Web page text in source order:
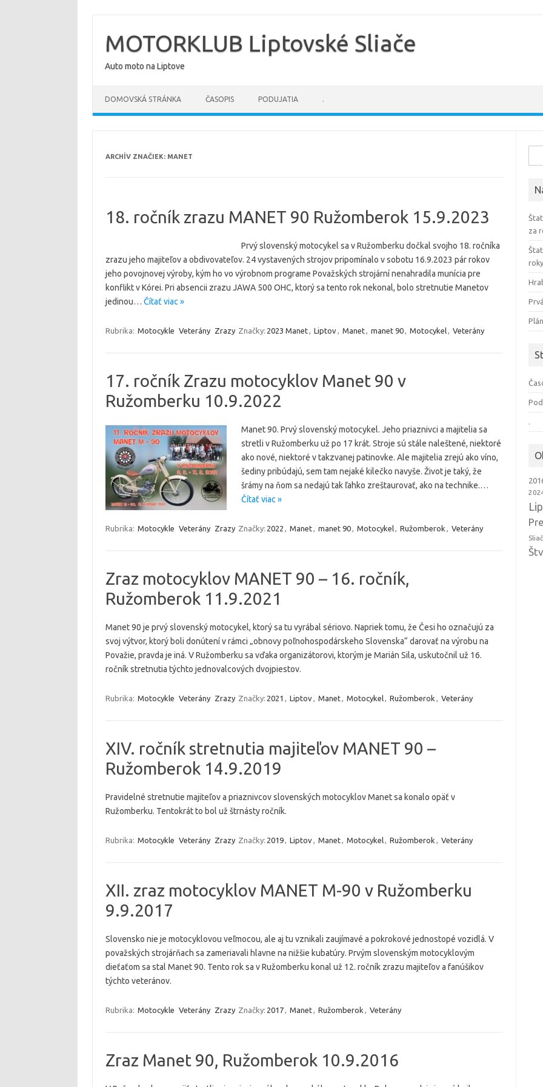
obsahMOTORKLUB Liptovské Sliače
Auto moto na Liptove
DOMOVSKÁ STRÁNKA ČASOPIS PODUJATIA .
ARCHÍV ZNAČIEK: MANET
18. ročník zrazu MANET 90 Ružomberok 15.9.2023
Prvý slovenský motocykel sa v Ružomberku dočkal svojho 18. ročníka
zrazu jeho majiteľov a obdivovateľov. 24 vystavených strojov pripomínalo v sobotu 16.9.2023 pár rokov
jeho povojnovej výroby, kým ho vo výrobnom programe Považských strojární nenahradila munícia pre
konflikt v Kórei. Pri absencii zrazu JAWA 500 OHC, ktorý sa tento rok nekonal, bolo stretnutie Manetov
jedinou… Čítať viac »
Rubrika: Motocykle Veterány Zrazy Značky: 2023 Manet, Liptov, Manet, manet 90, Motocykel, Veterány
17. ročník Zrazu motocyklov Manet 90 v
Ružomberku 10.9.2022
Manet 90. Prvý slovenský motocykel. Jeho priaznivci a majitelia sa
stretli v Ružomberku už po 17 krát. Stroje sú stále naleštené, niektoré
ako nové, niektoré v takzvanej patinovke. Ale majitelia zrejú ako víno,
šediny pribúdajú, sem tam nejaké kilečko navyše. Život je taký, že
šrámy na ňom sa nedajú tak ľahko zreštaurovať, ako na technike.…
Čítať viac »
Rubrika: Motocykle Veterány Zrazy Značky: 2022 , Manet, manet 90, Motocykel, Ružomberok , Veterány
Zraz motocyklov MANET 90 – 16. ročník,
Ružomberok 11.9.2021
Manet 90 je prvý slovenský motocykel, ktorý sa tu vyrábal sériovo. Napriek tomu, že Česi ho označujú za
svoj výtvor, ktorý boli donútení v rámci „obnovy poľnohospodárskeho Slovenska“ darovať na výrobu na
Považie, pravda je iná. V Ružomberku sa vďaka organizátorovi, ktorým je Marián Sila, uskutočnil už 16.
ročník stretnutia týchto jednovalcových dvojpiestov.
Rubrika: Motocykle Veterány Zrazy Značky: 2021 , Liptov, Manet, Motocykel, Ružomberok , Veterány
XIV. ročník stretnutia majiteľov MANET 90 –
Ružomberok 14.9.2019
Pravidelné stretnutie majiteľov a priaznivcov slovenských motocyklov Manet sa konalo opäť v
Ružomberku. Tentokrát to bol už štrnásty ročník.
Rubrika: Motocykle Veterány Zrazy Značky: 2019, Liptov, Manet, Motocykel, Ružomberok , Veterány
XII. zraz motocyklov MANET M-90 v Ružomberku
9.9.2017
Slovensko nie je motocyklovou veľmocou, ale aj tu vznikali zaujímavé a pokrokové jednostopé vozidlá. V
považských strojárňach sa zameriavali hlavne na nižšie kubatúry. Prvým slovenským motocyklovým
dieťaťom sa stal Manet 90. Tento rok sa v Ružomberku konal už 12. ročník zrazu majiteľov a fanúšikov
týchto veteránov.
Rubrika: Motocykle Veterány Zrazy Značky: 2017, Manet, Ružomberok , Veterány
Zraz Manet 90, Ružomberok 10.9.2016
za
.